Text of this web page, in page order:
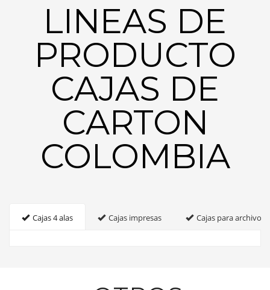
LINEAS DE
PRODUCTO
CAJAS DE
CARTON
COLOMBIA
Cajas 4 alas Cajas impresas Cajas para archivo